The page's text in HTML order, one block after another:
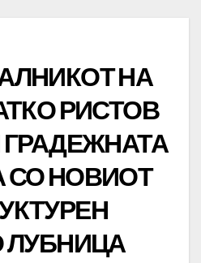
НА
РИСТОВ
НОВИОТ
ЛУБНИЦА